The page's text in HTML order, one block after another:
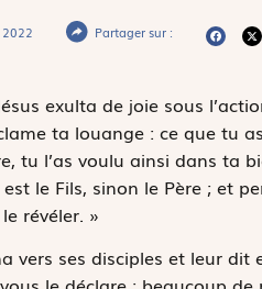
2022 Partager sur :
exulta de joie sous
ta louange : ce que tu
tu l’as voulu ainsi dans ta
le Fils, sinon le Père ; et
révéler. »
vers ses disciples et leur